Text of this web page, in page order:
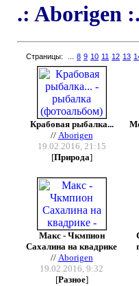
.: Aborigen
Страницы: 8 9 10 11 12 13
Крабовая рыбалка...
// Aborigen
19.02.2016, 21:15
[Природа]
Макс - Чкмпион
Сахалина на квадрике
// Aborigen
19.02.2016, 9:32
[Разное]